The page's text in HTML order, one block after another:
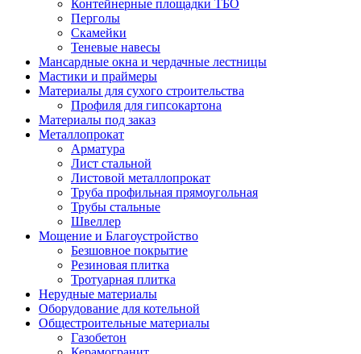
Контейнерные площадки ТБО
Перголы
Скамейки
Теневые навесы
Мансардные окна и чердачные лестницы
Мастики и праймеры
Материалы для сухого строительства
Профиля для гипсокартона
Материалы под заказ
Металлопрокат
Арматура
Лист стальной
Листовой металлопрокат
Труба профильная прямоугольная
Трубы стальные
Швеллер
Мощение и Благоустройство
Безшовное покрытие
Резиновая плитка
Тротуарная плитка
Нерудные материалы
Оборудование для котельной
Общестроительные материалы
Газобетон